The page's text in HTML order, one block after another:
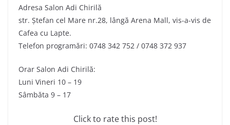
Adresa Salon Adi Chirilă
str. Ștefan cel Mare nr.28, lângă Arena Mall, vis-a-vis de
Cafea cu Lapte.
Telefon programări: 0748 342 752 / 0748 372 937
Orar Salon Adi Chirilă:
Luni Vineri 10 – 19
Sâmbăta 9 – 17
Click to rate this post!